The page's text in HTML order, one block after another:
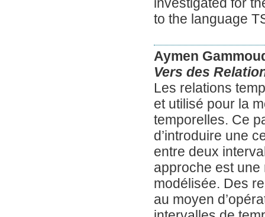
investigated for
to the language
Aymen
Vers des
Les relations
et utilisé pour la
temporelles. Ce
d’introduire une
entre deux
approche est
modélisée. Des
au moyen